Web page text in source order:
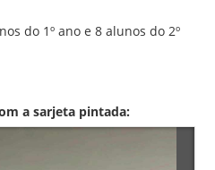
do 1º ano e 8 alunos do 2º
a sarjeta pintada: